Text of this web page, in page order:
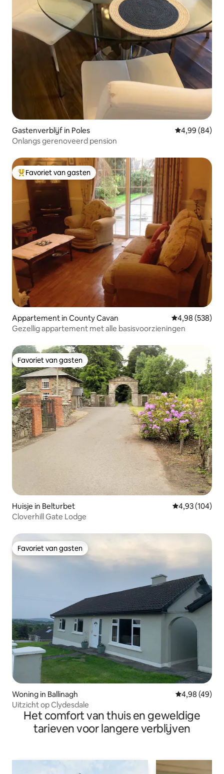
Gastenverblijf in Poles Gemiddelde
4,99 (84)
Onlangs gerenoveerd pension
Topfavoriet van gasten
Favoriet van gasten
Appartement in County Cavan Gemiddelde
4,98 (538)
Gezellig appartement met alle basisvoorzieningen
Favoriet van gasten
Favoriet van gasten
Huisje in Belturbet Gemiddelde
4,93 (104)
Cloverhill Gate Lodge
Favoriet van gasten
Favoriet van gasten
Woning in Ballinagh Gemiddelde
4,98 (49)
Uitzicht op Clydesdale
Het comfort van thuis en geweldige
tarieven voor langere verblijven